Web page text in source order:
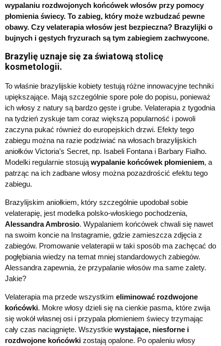
wypalaniu rozdwojonych końcówek włosów przy pomocy
płomienia świecy. To zabieg, który może wzbudzać pewne
obawy. Czy velaterapia włosów jest bezpieczna? Brazylijki o
bujnych i gęstych fryzurach są tym zabiegiem zachwycone.
Brazylię uznaje się za światową stolicę
kosmetologii.
To właśnie brazylijskie kobiety testują różne innowacyjne techniki
upiększające. Mają szczególnie spore pole do popisu, ponieważ
ich włosy z natury są bardzo gęste i grube. Velaterapia z tygodnia
na tydzień zyskuje tam coraz większą popularność i powoli
zaczyna pukać również do europejskich drzwi. Efekty tego
zabiegu można na razie podziwiać na włosach brazylijskich
aniołków Victoria’s Secret, np. Isabeli Fontana i Barbary Fialho.
Modelki regularnie stosują wypalanie końcówek płomieniem, a
patrząc na ich zadbane włosy można pozazdrościć efektu tego
zabiegu.
Brazylijskim aniołkiem, który szczególnie upodobał sobie
velaterapię, jest modelka polsko-włoskiego pochodzenia,
Alessandra Ambrosio. Wypalaniem końcówek chwali się nawet
na swoim koncie na Instagramie, gdzie zamieszcza zdjęcia z
zabiegów. Promowanie velaterapii w taki sposób ma zachęcać do
pogłębiania wiedzy na temat mniej standardowych zabiegów.
Alessandra zapewnia, że przypalanie włosów ma same zalety.
Jakie?
Velaterapia ma przede wszystkim eliminować rozdwojone
końcówki. Mokre włosy dzieli się na cienkie pasma, które zwija
się wokół własnej osi i przypala płomieniem świecy trzymając
cały czas naciągnięte. Wszystkie wystające, niesforne i
rozdwojone końcówki zostają opalone. Po opaleniu włosy